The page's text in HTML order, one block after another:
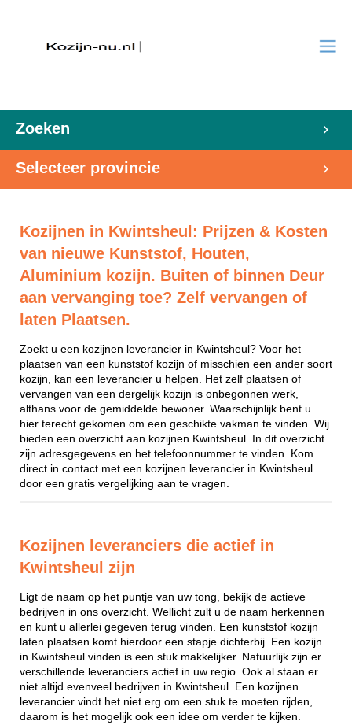
Zoeken
Selecteer provincie
Kozijnen in Kwintsheul: Prijzen & Kosten
van nieuwe Kunststof, Houten,
Aluminium kozijn. Buiten of binnen Deur
aan vervanging toe? Zelf vervangen of
laten Plaatsen.
Zoekt u een kozijnen leverancier in Kwintsheul? Voor het
plaatsen van een kunststof kozijn of misschien een ander soort
kozijn, kan een leverancier u helpen. Het zelf plaatsen of
vervangen van een dergelijk kozijn is onbegonnen werk,
althans voor de gemiddelde bewoner. Waarschijnlijk bent u
hier terecht gekomen om een geschikte vakman te vinden. Wij
bieden een overzicht aan kozijnen Kwintsheul. In dit overzicht
zijn adresgegevens en het telefoonnummer te vinden. Kom
direct in contact met een kozijnen leverancier in Kwintsheul
door een gratis vergelijking aan te vragen.
Kozijnen leveranciers die actief in
Kwintsheul zijn
Ligt de naam op het puntje van uw tong, bekijk de actieve
bedrijven in ons overzicht. Wellicht zult u de naam herkennen
en kunt u allerlei gegeven terug vinden. Een kunststof kozijn
laten plaatsen komt hierdoor een stapje dichterbij. Een kozijn
in Kwintsheul vinden is een stuk makkelijker. Natuurlijk zijn er
verschillende leveranciers actief in uw regio. Ook al staan er
niet altijd evenveel bedrijven in Kwintsheul. Een kozijnen
leverancier vindt het niet erg om een stuk te moeten rijden,
daarom is het mogelijk ook een idee om verder te kijken.